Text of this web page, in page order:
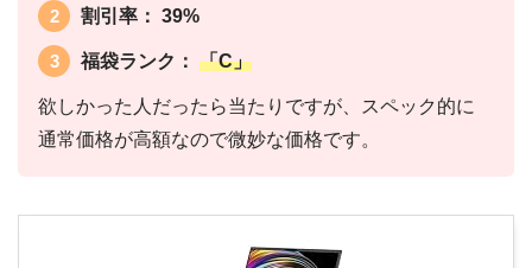
割引率： 39%
福袋ランク：「C」
欲しかった人だったら当たりですが、スペック的に
通常価格が高額なので微妙な価格です。